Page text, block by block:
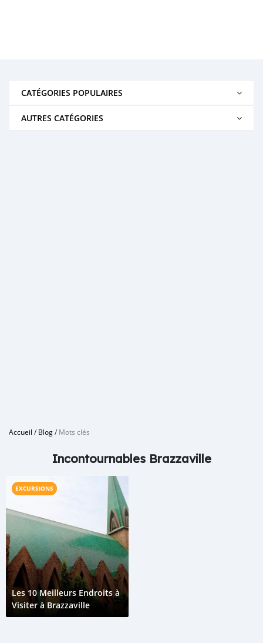
CATÉGORIES POPULAIRES
AUTRES CATÉGORIES
Accueil /Blog/Mots clés
Incontournables Brazzaville
EXCURSIONS
Les 10 Meilleurs Endroits à
Visiter à Brazzaville